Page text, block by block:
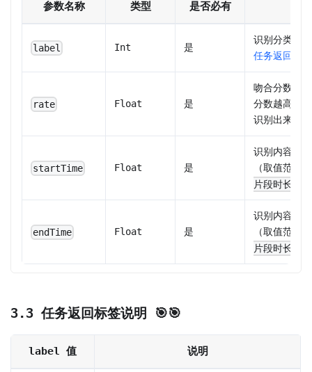
参数名称 类型 是否必有
label Int 是
任务返回标
rate Float 是
吻合分数，
分数越高，
识别出来的
startTime Float 是
识别内容在
（取值范围
片段时长]
endTime Float 是
识别内容在
（取值范围
片段时长]
3.3 任务返回标签说明 🎯🎯
label 值 说明